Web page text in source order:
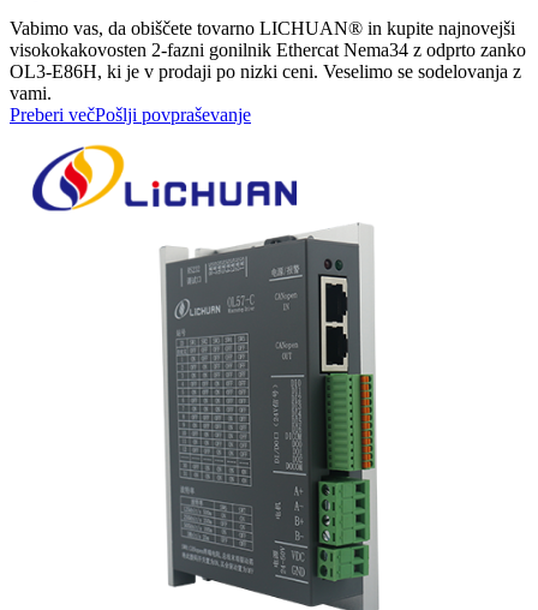
Vabimo vas, da obiščete tovarno LICHUAN® in kupite najnovejši
visokokakovosten 2-fazni gonilnik Ethercat Nema34 z odprto zanko
OL3-E86H, ki je v prodaji po nizki ceni. Veselimo se sodelovanja z
vami.
Preberi večPošlji povpraševanje